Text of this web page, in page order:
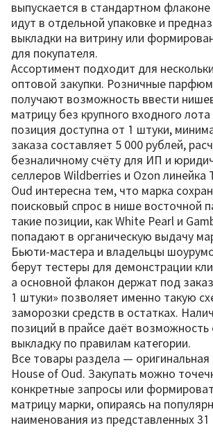
выпускается в стандартном
идут в отдельной упаковке и
выкладки на витрину или
для покупателя.
Ассортимент подходит для
оптовой закупки. Розничные
получают возможность ввести
матрицу без крупного входного
позиция доступна от 1 штуки,
заказа составляет 5 000 рублей,
безналичному счёту для ИП и
селлеров Wildberries и Ozon линейка
Oud интересна тем, что марка
поисковый спрос в нише восточной
такие позиции, как White Pearl и
попадают в органическую выдачу
Бьюти-мастера и владельцы
берут тестеры для демонстрации
а основной флакон держат под
1 штуки» позволяет именно такую
заморозки средств в остатках.
позиций в прайсе даёт возможность
выкладку по правилам категории.
Все товары раздела — оригинальная
House of Oud. Закупать можно
конкретные запросы или
матрицу марки, опираясь на
наименования из представленных 31